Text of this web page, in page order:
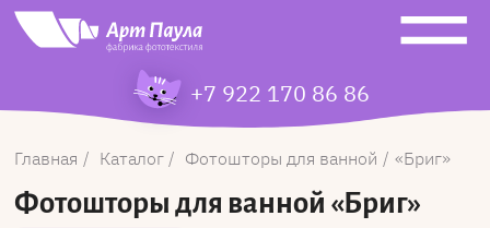
+7 922 170 86 86
Главная Каталог Фотошторы для ванной Бриг
Фотошторы для ванной «Бриг»